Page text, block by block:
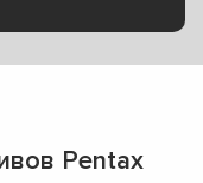
Pentax